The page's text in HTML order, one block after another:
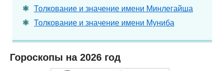
Толкование и значение имени Минлегайша
Толкование и значение имени Муниба
Гороскопы на 2026 год